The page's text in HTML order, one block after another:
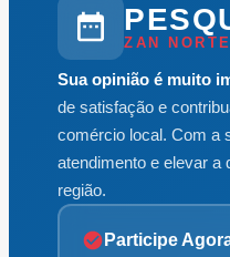
ZAN NORTE
Sua opinião é muito
de satisfação e
comércio local. Com a
atendimento e elevar a
região.
Participe